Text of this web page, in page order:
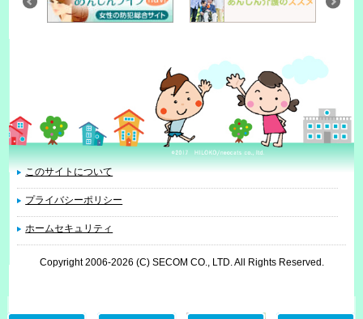
このサイトについて
プライバシーポリシー
ホームセキュリティ
Copyright 2006-2026 (C) SECOM CO., LTD. All Rights Reserved.